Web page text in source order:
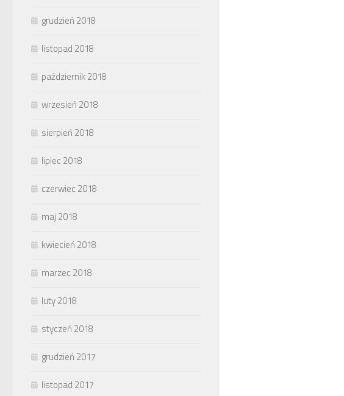
grudzień 2018
listopad 2018
październik 2018
wrzesień 2018
sierpień 2018
lipiec 2018
czerwiec 2018
maj 2018
kwiecień 2018
marzec 2018
luty 2018
styczeń 2018
grudzień 2017
listopad 2017